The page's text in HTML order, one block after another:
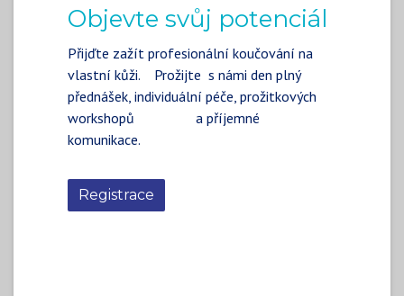
Objevte svůj potenciál
Přijďte zažít profesionální koučování na
vlastní kůži. Prožijte s námi den plný
přednášek, individuální péče, prožitkových
workshopů a příjemné
komunikace.
Registrace